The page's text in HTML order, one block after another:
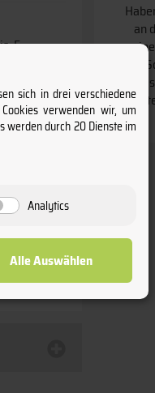
F-
an
sich in drei verschiedene
verwenden wir, um
werden durch 20 Dienste im
Analytics
Alle Auswählen